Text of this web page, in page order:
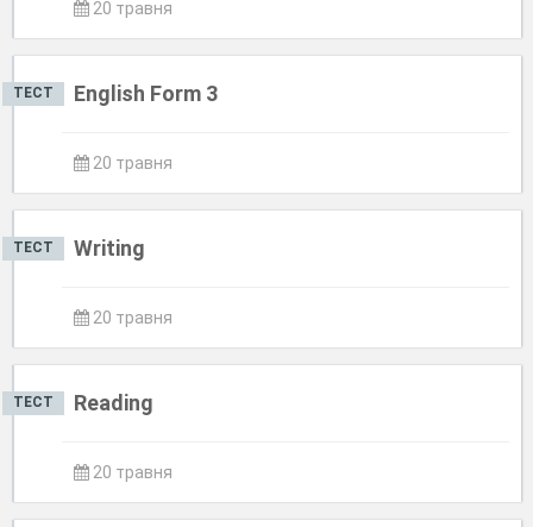
20 травня
ТЕСТ English Form 3
20 травня
ТЕСТ Writing
20 травня
ТЕСТ Reading
20 травня